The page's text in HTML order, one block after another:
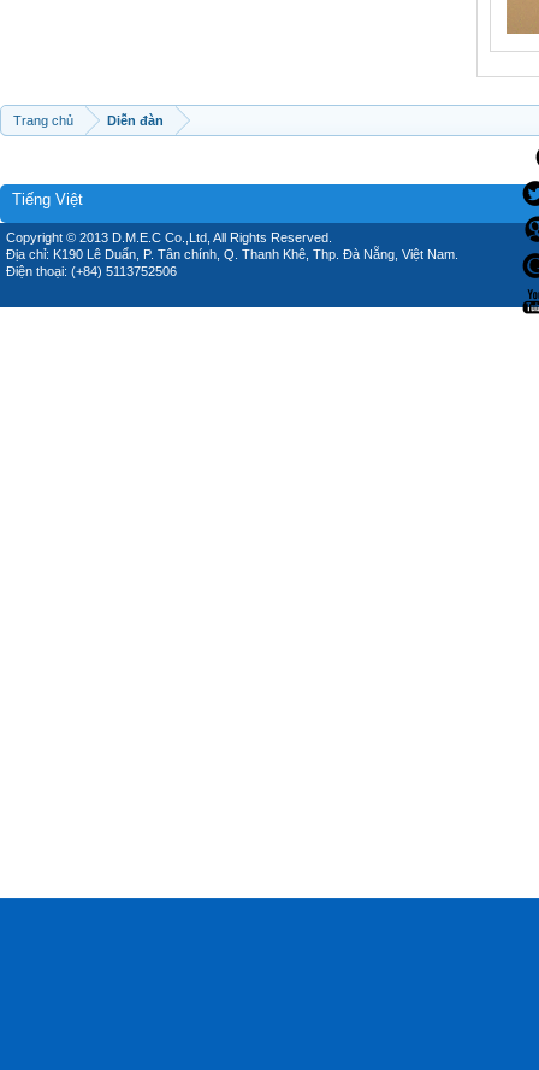
Trang chủ Diễn đàn
Tiếng Việt
Copyright © 2013 D.M.E.C Co.,Ltd, All Rights Reserved.
Địa chỉ: K190 Lê Duẩn, P. Tân chính, Q. Thanh Khê, Thp. Đà Nẵng, Việt Nam.
Điện thoại: (+84) 5113752506